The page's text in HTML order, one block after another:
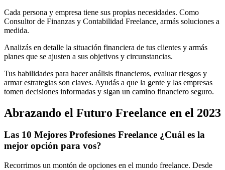
Cada persona y empresa tiene sus propias necesidades. Como
Consultor de Finanzas y Contabilidad Freelance, armás soluciones a
medida.
Analizás en detalle la situación financiera de tus clientes y armás
planes que se ajusten a sus objetivos y circunstancias.
Tus habilidades para hacer análisis financieros, evaluar riesgos y
armar estrategias son claves. Ayudás a que la gente y las empresas
tomen decisiones informadas y sigan un camino financiero seguro.
Abrazando el Futuro Freelance en el 2023
Las 10 Mejores Profesiones Freelance ¿Cuál es la
mejor opción para vos?
Recorrimos un montón de opciones en el mundo freelance. Desde